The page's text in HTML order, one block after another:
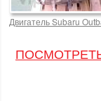
Двигатель Subaru